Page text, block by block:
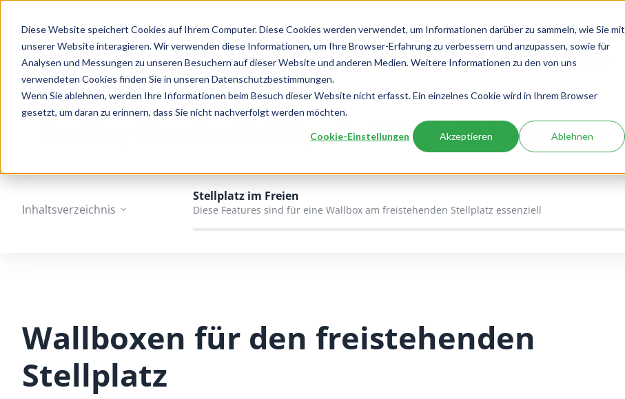
Diese Website speichert Cookies auf Ihrem Computer. Diese Cookies werden verwendet, um Informationen darüber zu sammeln, wie Sie mit
unserer Website interagieren. Wir verwenden diese Informationen, um Ihre Browser-Erfahrung zu verbessern und anzupassen, sowie für
Analysen und Messungen zu unseren Besuchern auf dieser Website und anderen Medien. Weitere Informationen zu den von uns
verwendeten Cookies finden Sie in unseren Datenschutzbestimmungen.
Wenn Sie ablehnen, werden Ihre Informationen beim Besuch dieser Website nicht erfasst. Ein einzelnes Cookie wird in Ihrem Browser
gesetzt, um daran zu erinnern, dass Sie nicht nachverfolgt werden möchten.
Cookie-Einstellungen Akzeptieren Ablehnen
Fuhrpark Autohandel
Der Blog für zukunftsfähige Mobilität in Unternehmen
Inhaltsverzeichnis
Stellplatz im Freien
Diese Features sind für eine Wallbox am freistehenden Stellplatz essenziell
Wallboxen für den freistehenden
Stellplatz